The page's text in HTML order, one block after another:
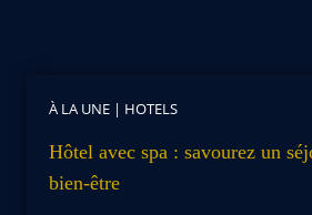
À LA UNE | HOTELS
Hôtel avec spa : savourez un
bien-être